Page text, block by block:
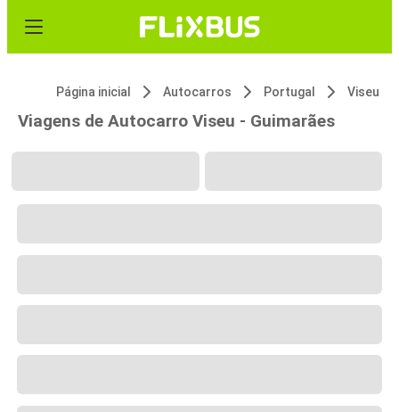
Página inicial Autocarros Portugal Viseu
Viagens de Autocarro Viseu - Guimarães